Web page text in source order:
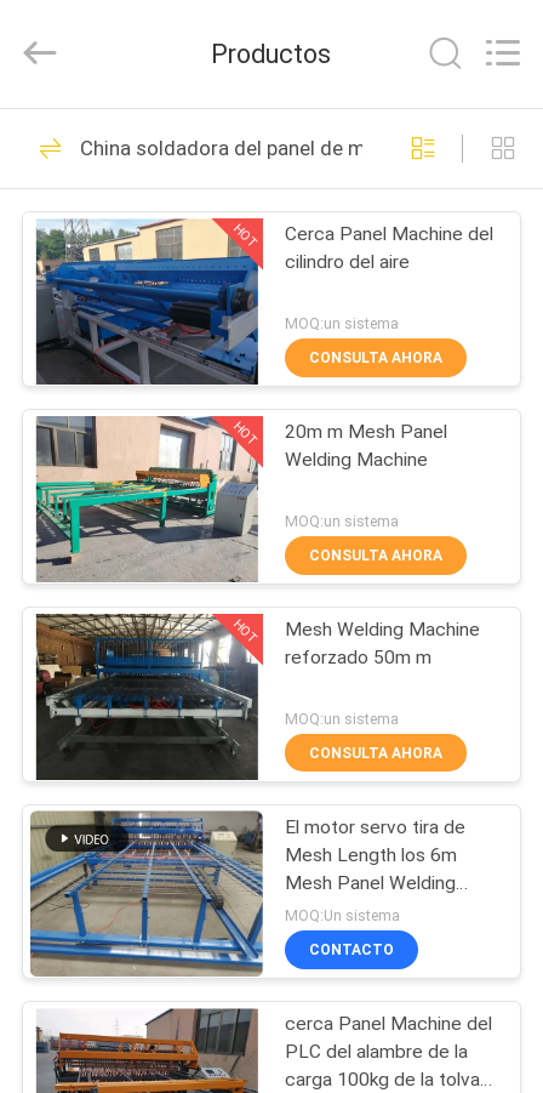
HOGAR
PRODUCTOS
DEMOSTRACIÓN
VR
SOBRE
NOSOTROS
VIAJE
DE
LA
FÁBRICA
CONTROL
DE
CALIDAD
ÉNTRENOS
EN
CONTACTO
CON
Mesh
Products
All
Reserved.
Alambre Mesh
Welding Machines
101
refuerzo de la
soldadora de la
malla
70
soldadora de la
malla de la cerca
soldadora del panel
de malla
Productos
China soldadora del panel de malla
HOT
Cerca Panel Machine del
cilindro del aire
MOQ:un sistema
CONSULTA AHORA
HOT
20m m Mesh Panel
Welding Machine
MOQ:un sistema
CONSULTA AHORA
HOT
Mesh Welding Machine
reforzado 50m m
MOQ:un sistema
CONSULTA AHORA
El motor servo tira de
Mesh Length los 6m
Mesh Panel Welding
Machine 7.5kw
MOQ:Un sistema
CONTACTO
cerca Panel Machine del
PLC del alambre de la
carga 100kg de la tolva